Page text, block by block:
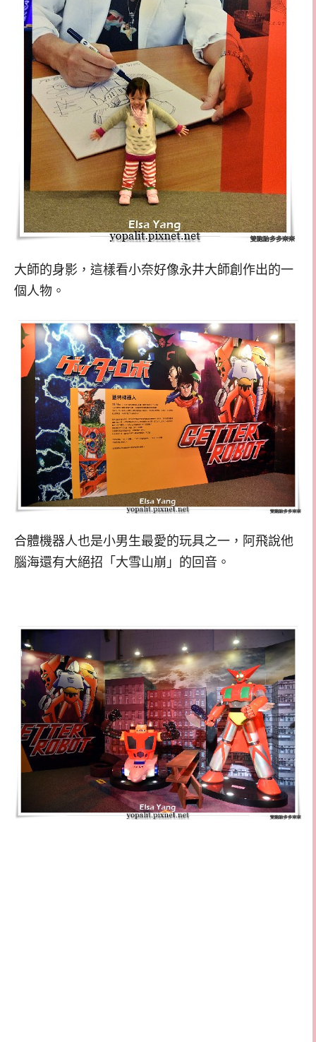
大師的身影，這樣看小奈好像永井大師創作出的一
個人物。
合體機器人也是小男生最愛的玩具之一，阿飛說他
腦海還有大絕招「大雪山崩」的回音。